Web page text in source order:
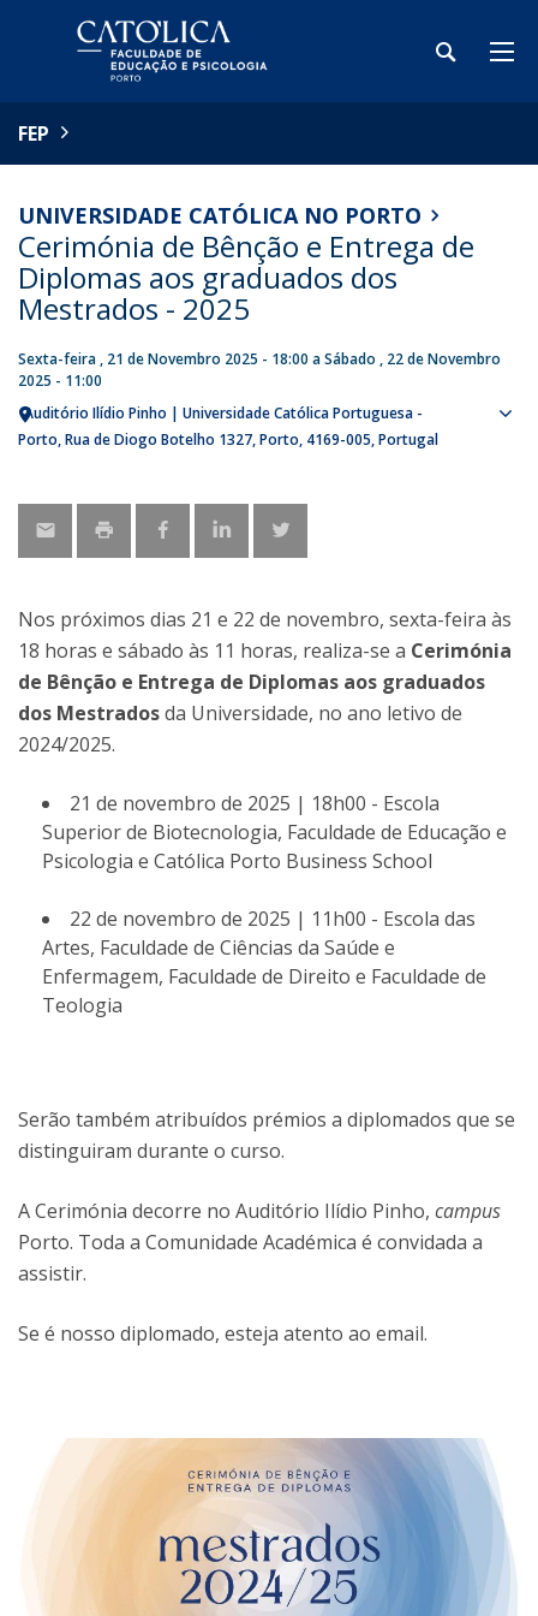
FEP
UNIVERSIDADE CATÓLICA NO PORTO
Cerimónia de Bênção e Entrega de
Diplomas aos graduados dos
Mestrados - 2025
Sexta-feira , 21 de Novembro 2025 - 18:00 aSábado , 22 de Novembro
2025 - 11:00
Auditório Ilídio Pinho | Universidade Católica Portuguesa -
Porto Rua de Diogo Botelho 1327 Porto 4169-005 Portugal
Nos próximos dias 21 e 22 de novembro, sexta-feira às
18 horas e sábado às 11 horas, realiza-se a Cerimónia
de Bênção e Entrega de Diplomas aos graduados
dos Mestradosda Universidade, no ano letivo de
2024/2025.
21 de novembro de 2025 | 18h00 - Escola
Superior de Biotecnologia, Faculdade de Educação e
Psicologia e Católica Porto Business School
22 de novembro de 2025 | 11h00 - Escola das
Artes, Faculdade de Ciências da Saúde e
Enfermagem, Faculdade de Direito e Faculdade de
Teologia
Serão também atribuídos prémios a diplomados que se
distinguiram durante o curso.
A Cerimónia decorre no Auditório Ilídio Pinho, campus
Porto. Toda a Comunidade Académica é convidada a
assistir.
Se é nosso diplomado, esteja atento ao email.